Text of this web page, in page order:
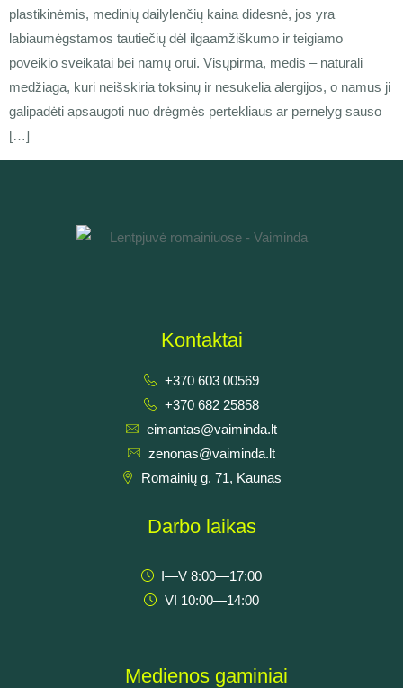
plastikinėmis, medinių dailylenčių kaina didesnė, jos yra
labiaumėgstamos tautiečių dėl ilgaamžiškumo ir teigiamo
poveikio sveikatai bei namų orui. Visųpirma, medis – natūrali
medžiaga, kuri neišskiria toksinų ir nesukelia alergijos, o namus ji
galipadėti apsaugoti nuo drėgmės pertekliaus ar pernelyg sauso
[…]
Kontaktai
+370 603 00569
+370 682 25858
eimantas@vaiminda.lt
zenonas@vaiminda.lt
Romainių g. 71, Kaunas
Darbo laikas
I—V 8:00—17:00
VI 10:00—14:00
Medienos gaminiai